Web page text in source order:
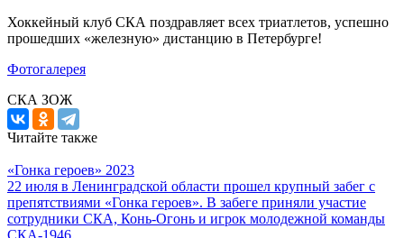
Хоккейный клуб СКА поздравляет всех триатлетов, успешно
прошедших «железную» дистанцию в Петербурге!
Фотогалерея
СКА ЗОЖ
Читайте также
«Гонка героев» 2023
22 июля в Ленинградской области прошел крупный забег с
препятствиями «Гонка героев». В забеге приняли участие
сотрудники СКА, Конь-Огонь и игрок молодежной команды
СКА-1946.